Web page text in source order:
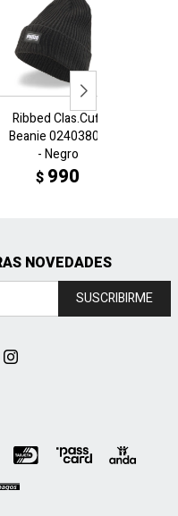
Ribbed Clas.Cuff
Beanie 02403801
- Negro
$ 990
NOVEDADES
SUSCRIBIRME
